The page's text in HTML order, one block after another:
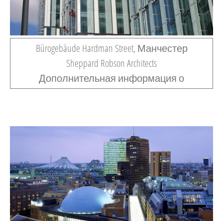
Bürogebäude Hardman Street, Манчестер
Sheppard Robson Architects
Дополнительная информация о